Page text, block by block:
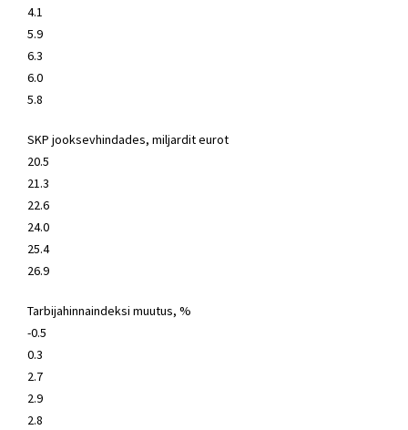
4.1
5.9
6.3
6.0
5.8
SKP jooksevhindades, miljardit eurot
20.5
21.3
22.6
24.0
25.4
26.9
Tarbijahinnaindeksi muutus, %
-0.5
0.3
2.7
2.9
2.8